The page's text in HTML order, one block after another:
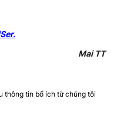
Mai TT
thông tin bổ ích từ chúng tôi​